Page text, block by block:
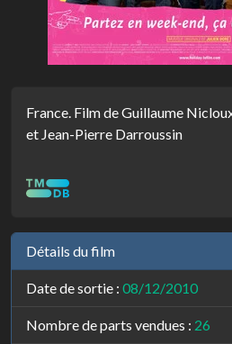
France. Film de Guillaume
et Jean-Pierre Darroussin
Détails du film
Date de sortie : 08/12/2010
Nombre de parts vendues : 26